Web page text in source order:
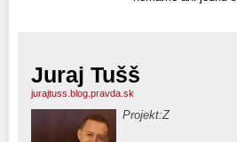
Juraj Tušš
jurajtuss.blog.pravda.sk
Projekt:Z